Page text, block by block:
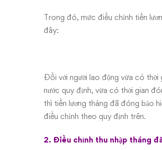
Trong đó, mức điều chỉnh tiền
đây:
Đối với người lao động vừa có thời
nước quy định, vừa có thời gian
thì tiền lương tháng đã đóng bảo
điều chỉnh theo quy định trên.
2. Điều chỉnh thu nhập tháng